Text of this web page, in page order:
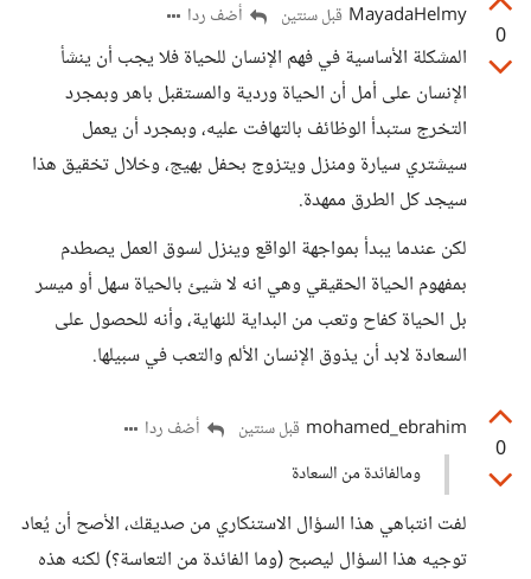
0
MayadaHelmy قبل سنتين أضف ردا
المشكلة الأساسية في فهم الإنسان للحياة فلا يجب أن ينشأ
الإنسان على أمل أن الحياة وردية والمستقبل باهر وبمجرد
التخرج ستبدأ الوظائف بالتهافت عليه، وبمجرد أن يعمل
سيشتري سيارة ومنزل ويتزوج بحفل بهيج، وخلال تخقيق هذا
سيجد كل الطرق ممهدة.
لكن عندما يبدأ بمواجهة الواقع وينزل لسوق العمل يصطدم
بمفهوم الحياة الحقيقي وهي انه لا شيئ بالحياة سهل أو ميسر
بل الحياة كفاح وتعب من البداية للنهاية، وأنه للحصول على
السعادة لابد أن يذوق الإنسان الألم والتعب في سبيلها.
0
mohamed_ebrahim قبل سنتين
أضف ردا
ومالفائدة من السعادة
لفت انتباهي هذا السؤال الاستنكاري من صديقك، الأصح أن يُعاد
توجيه هذا السؤال ليصبح (وما الفائدة من التعاسة؟) لكنه هذه